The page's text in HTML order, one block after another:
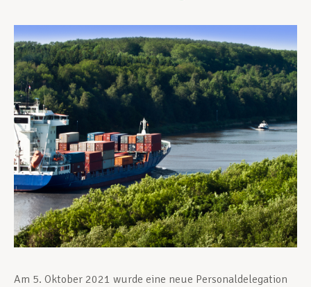
Unterstützung im Privatleben
Berufliche Weiterentwicklung
Mitglied werden
Aktuell
Am 5. Oktober 2021 wurde eine neue Personaldelegation